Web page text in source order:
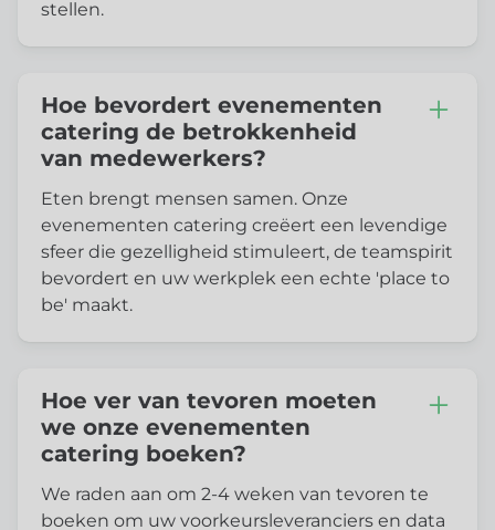
stellen.
Hoe bevordert evenementen
catering de betrokkenheid
van medewerkers?
Eten brengt mensen samen. Onze
evenementen catering creëert een levendige
sfeer die gezelligheid stimuleert, de teamspirit
bevordert en uw werkplek een echte 'place to
be' maakt.
Hoe ver van tevoren moeten
we onze evenementen
catering boeken?
We raden aan om 2-4 weken van tevoren te
boeken om uw voorkeursleveranciers en data